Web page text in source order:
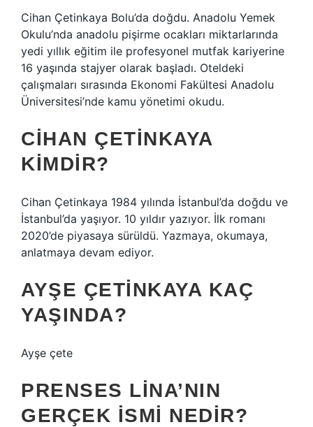
Cihan Çetinkaya Bolu’da doğdu. Anadolu Yemek
Okulu’nda anadolu pişirme ocakları miktarlarında
yedi yıllık eğitim ile profesyonel mutfak kariyerine
16 yaşında stajyer olarak başladı. Oteldeki
çalışmaları sırasında Ekonomi Fakültesi Anadolu
Üniversitesi’nde kamu yönetimi okudu.
CIHAN ÇETINKAYA
KIMDIR?
Cihan Çetinkaya 1984 yılında İstanbul’da doğdu ve
İstanbul’da yaşıyor. 10 yıldır yazıyor. İlk romanı
2020’de piyasaya sürüldü. Yazmaya, okumaya,
anlatmaya devam ediyor.
AYŞE ÇETINKAYA KAÇ
YAŞINDA?
Ayşe çete
PRENSES LINA’NIN
GERÇEK ISMI NEDIR?